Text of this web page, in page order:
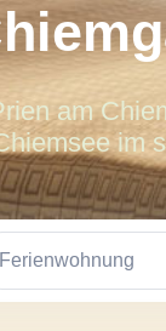
am
im
Ferienwohnung